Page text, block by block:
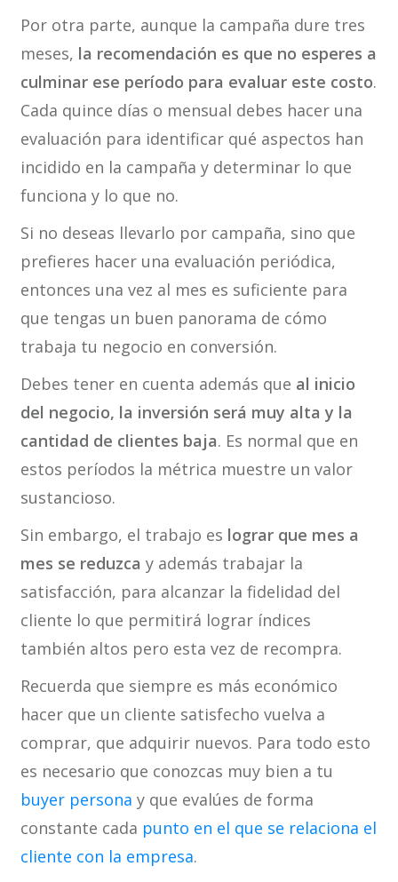
Por otra parte, aunque la campaña dure tres
meses, la recomendación es que no esperes a
culminar ese período para evaluar este costo.
Cada quince días o mensual debes hacer una
evaluación para identificar qué aspectos han
incidido en la campaña y determinar lo que
funciona y lo que no.
Si no deseas llevarlo por campaña, sino que
prefieres hacer una evaluación periódica,
entonces una vez al mes es suficiente para
que tengas un buen panorama de cómo
trabaja tu negocio en conversión.
Debes tener en cuenta además que al inicio
del negocio, la inversión será muy alta y la
cantidad de clientes baja. Es normal que en
estos períodos la métrica muestre un valor
sustancioso.
Sin embargo, el trabajo es lograr que mes a
mes se reduzca y además trabajar la
satisfacción, para alcanzar la fidelidad del
cliente lo que permitirá lograr índices
también altos pero esta vez de recompra.
Recuerda que siempre es más económico
hacer que un cliente satisfecho vuelva a
comprar, que adquirir nuevos. Para todo esto
es necesario que conozcas muy bien a tu
buyer persona y que evalúes de forma
constante cada punto en el que se relaciona el
cliente con la empresa.